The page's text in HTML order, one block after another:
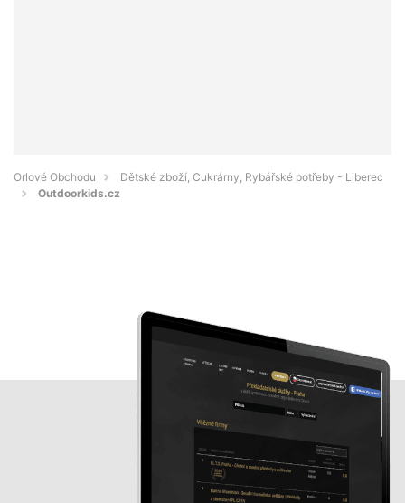
Orlové Obchodu
Dětské zboží, Cukrárny, Rybářské potřeby - Liberec
Outdoorkids.cz